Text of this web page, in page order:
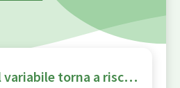
Mutui, il variabile torna a rischio, ecco quando potrebbe costare più del fisso: le simulazioni